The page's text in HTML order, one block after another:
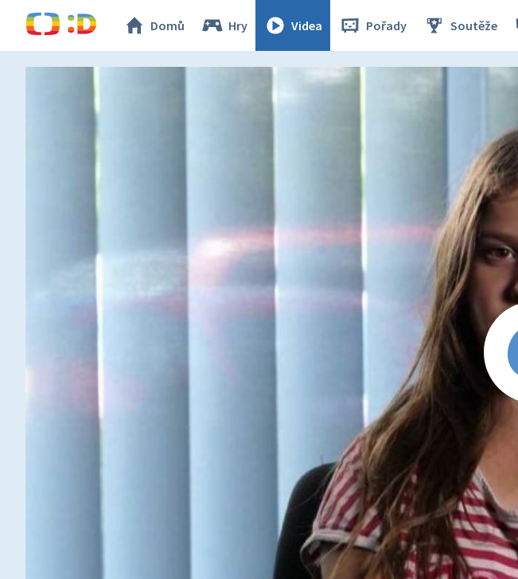
Domů Hry Videa Pořady Soutěže